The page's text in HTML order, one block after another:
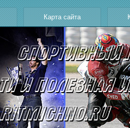
Карта сайта